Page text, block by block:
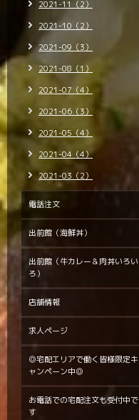
2021-11（2）
2021-10（2）
2021-09（3）
2021-08（1）
2021-07（4）
2021-06（3）
2021-05（4）
2021-04（4）
2021-03（2）
電話注文
出前館（海鮮丼）
出前館（牛カレー＆肉丼いろい
ろ）
店舗情報
求人ページ
◎宅配エリアで働く皆様限定キ
ャンペーン中◎
お電話での宅配注文も受付中で
す